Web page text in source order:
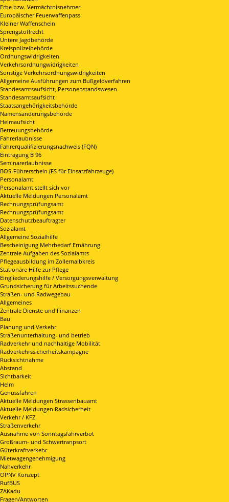
Erbe bzw. Vermächtnisnehmer
Europäischer Feuerwaffenpass
Kleiner Waffenschein
Sprengstoffrecht
Untere Jagdbehörde
Kreispolizeibehörde
Ordnungswidrigkeiten
Verkehrsordnungwidrigkeiten
Sonstige Verkehrsordnungswidrigkeiten
Allgemeine Ausführungen zum Bußgeldverfahren
Standesamtsaufsicht, Personenstandswesen
Standesamtsaufsicht
Staatsangehörigkeitsbehörde
Namensänderungsbehörde
Heimaufsicht
Betreuungsbehörde
Fahrerlaubnisse
Fahrerqualifizierungsnachweis (FQN)
Eintragung B 96
Seminarerlaubnisse
BOS-Führerschein (FS für Einsatzfahrzeuge)
Personalamt
Personalamt stellt sich vor
Aktuelle Meldungen Personalamt
Rechnungsprüfungsamt
Rechnungsprüfungsamt
Datenschutzbeauftragter
Sozialamt
Allgemeine Sozialhilfe
Bescheinigung Mehrbedarf Ernährung
Zentrale Aufgaben des Sozialamts
Pflegeausbildung im Zollernalbkreis
Stationäre Hilfe zur Pflege
Eingliederungshilfe / Versorgungsverwaltung
Grundsicherung für Arbeitssuchende
Straßen- und Radwegebau
Allgemeines
Zentrale Dienste und Finanzen
Bau
Planung und Verkehr
Straßenunterhaltung- und betrieb
Radverkehr und nachhaltige Mobilität
Radverkehrssicherheitskampagne
Rücksichtnahme
Abstand
Sichtbarkeit
Helm
Genussfahren
Aktuelle Meldungen Strassenbauamt
Aktuelle Meldungen Radsicherheit
Verkehr / KFZ
Straßenverkehr
Ausnahme von Sonntagsfahrverbot
Großraum- und Schwertranpsort
Güterkraftverkehr
Mietwagengenehmigung
Nahverkehr
ÖPNV Konzept
RufBUS
ZAKadu
Fragen/Antworten